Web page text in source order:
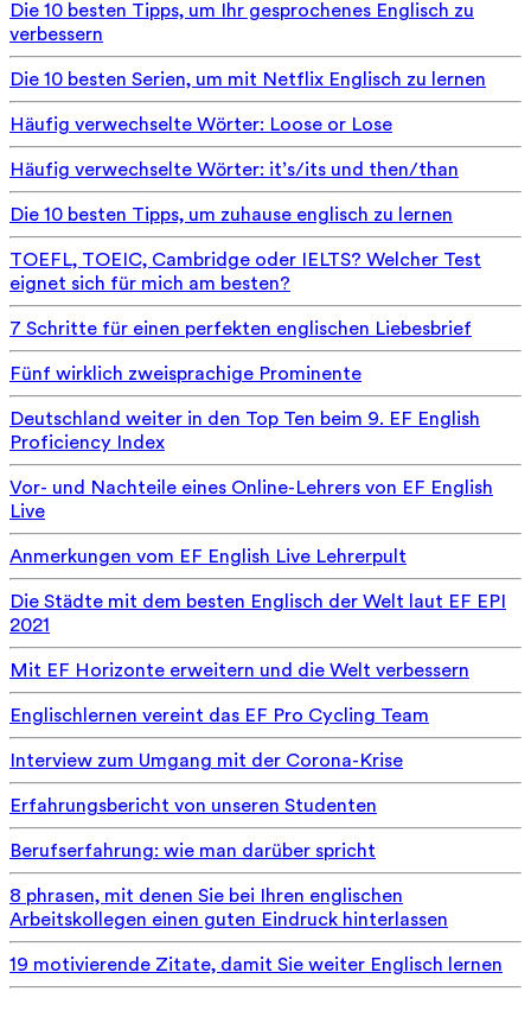
Die 10 besten Tipps, um Ihr gesprochenes Englisch zu
verbessern
Die 10 besten Serien, um mit Netflix Englisch zu lernen
Häufig verwechselte Wörter: Loose or Lose
Häufig verwechselte Wörter: it’s/its und then/than
Die 10 besten Tipps, um zuhause englisch zu lernen
TOEFL, TOEIC, Cambridge oder IELTS? Welcher Test
eignet sich für mich am besten?
7 Schritte für einen perfekten englischen Liebesbrief
Fünf wirklich zweisprachige Prominente
Deutschland weiter in den Top Ten beim 9. EF English
Proficiency Index
Vor- und Nachteile eines Online-Lehrers von EF English
Live
Anmerkungen vom EF English Live Lehrerpult
Die Städte mit dem besten Englisch der Welt laut EF EPI
2021
Mit EF Horizonte erweitern und die Welt verbessern
Englischlernen vereint das EF Pro Cycling Team
Interview zum Umgang mit der Corona-Krise
Erfahrungsbericht von unseren Studenten
Berufserfahrung: wie man darüber spricht
8 phrasen, mit denen Sie bei Ihren englischen
Arbeitskollegen einen guten Eindruck hinterlassen
19 motivierende Zitate, damit Sie weiter Englisch lernen